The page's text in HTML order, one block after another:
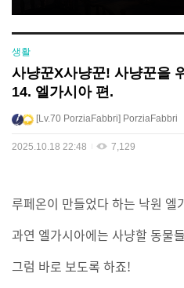
생활
사냥꾼X사냥꾼! 사냥꾼을
14. 엘가시아 편.
Lv.70 PorziaFabbri PorziaFabbri
2025.10.18 22:48 7,129
루페온이 만들었다 하는 낙원 엘
과연 엘가시아에는 사냥할 동물
그럼 바로 보도록 하죠!